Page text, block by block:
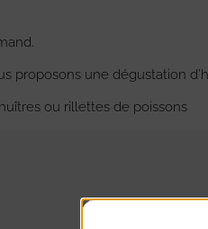
proposons une dégustation
ou rillettes de poissons